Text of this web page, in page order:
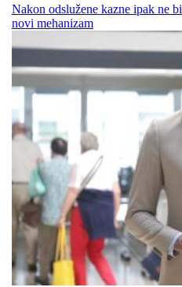
Nakon odslužene kazne ipak ne
novi mehanizam